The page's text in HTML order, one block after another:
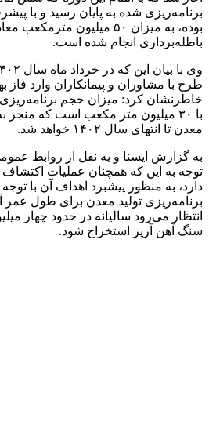
انجام شده است.
با مشاوران و پیمانکاران وارد فاز
با ۳۰ میلیون متر مکعب است که منجر
تا انتهای سال ۱۴۰۲ خواهد شد.
گزارش ایسنا و به نقل از روابط
به این که همچنان عملیات اکتشاف
به منظور پیشبرد اهداف آن با توجه
تولید معدن برای طول عمر
می‌رود سالیانه در حدود چهار
آهن آریز استخراج شود.